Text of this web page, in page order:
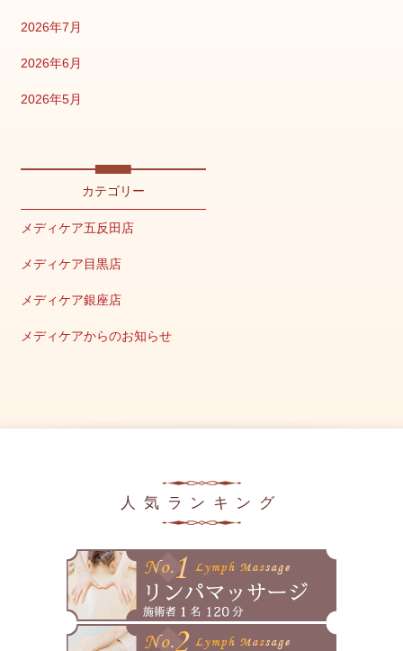
2026年7月
2026年6月
2026年5月
2026年2月
2026年1月
2025年3月
2025年2月
2025年1月
カテゴリー
メディケア五反田店
メディケア目黒店
メディケア銀座店
メディケアからのお知らせ
人気ランキング